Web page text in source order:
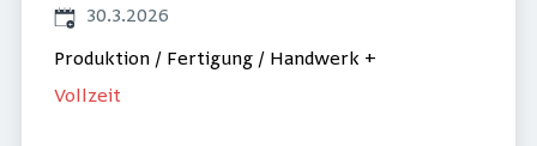
Veröffentlicht
30.3.2026
Produktion / Fertigung / Handwerk +
Vollzeit